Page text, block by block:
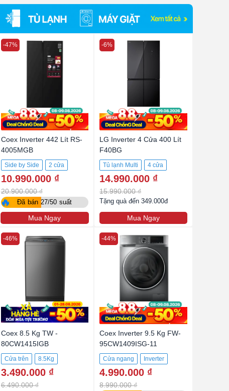
Coex Inverter 442 Lít RS-
4005MGB
Side by Side
2 cửa
442 lít
10.990.000 ₫
20.900.000 ₫
-47%
🔥 Đã bán 27/50 suất
Mua Ngay
LG Inverter 4 Cửa 400 Lít
F40BG
Tủ lạnh Multi
4 cửa
400 lít
14.990.000 ₫
15.990.000 ₫
-6%
Tặng quà đến 349.000đ
Mua Ngay
Coex 8.5 Kg TW -
80CW1415IGB
Cửa trên 8.5Kg
3.490.000 ₫
6.490.000 ₫
-46%
Coex Inverter 9.5 Kg FW-
95CW1409ISG-11
Cửa ngang
Inverter
BLDC
9.5Kg
4.990.000 ₫
8.990.000 ₫
-44%